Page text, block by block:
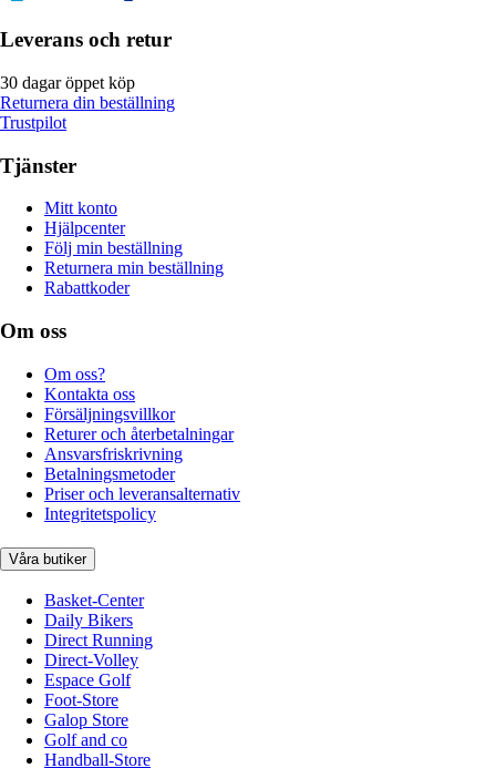
Leverans och retur
30 dagar öppet köp
Returnera din beställning
Trustpilot
Tjänster
Mitt konto
Hjälpcenter
Följ min beställning
Returnera min beställning
Rabattkoder
Om oss
Om oss?
Kontakta oss
Försäljningsvillkor
Returer och återbetalningar
Ansvarsfriskrivning
Betalningsmetoder
Priser och leveransalternativ
Integritetspolicy
Våra butiker
Basket-Center
Daily Bikers
Direct Running
Direct-Volley
Espace Golf
Foot-Store
Galop Store
Golf and co
Handball-Store